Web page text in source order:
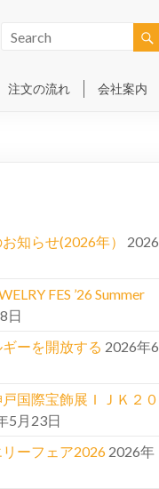
注文の流れ 会社案内
知らせ(2026年）
2026
FES ’26 Summer
日
ーを開放する 2026年6
国際宝飾展ＩＪＫ２０
5月23日
ーフェア2026 2026年